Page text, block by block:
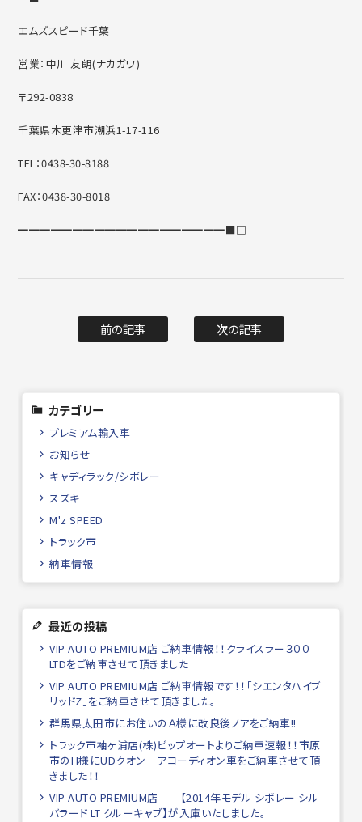
エムズスピード千葉
営業：中川 友朗(ナカガワ)
〒292-0838
千葉県木更津市潮浜1-17-116
TEL：0438-30-8188
FAX：0438-30-8018
━━━━━━━━━━━━━━━━━━━■□
前の記事 次の記事
カテゴリー
プレミアム輸入車
お知らせ
キャディラック/シボレー
スズキ
M'z SPEED
トラック市
納車情報
最近の投稿
VIP AUTO PREMIUM店 ご納車情報！！クライスラー３００
LTDをご納車させて頂きました
VIP AUTO PREMIUM店 ご納車情報です！！「シエンタハイブ
リッドZ」をご納車させて頂きました。
群馬県太田市にお住いのＡ様に改良後ノアをご納車!!
トラック市袖ヶ浦店(株)ビップオートよりご納車速報！！市原
市のH様にUDクオン アコーディオン車をご納車させて頂
きました！！
VIP AUTO PREMIUM店 【2014年モデル シボレー シル
バラード LT クルーキャブ】が入庫いたしました。